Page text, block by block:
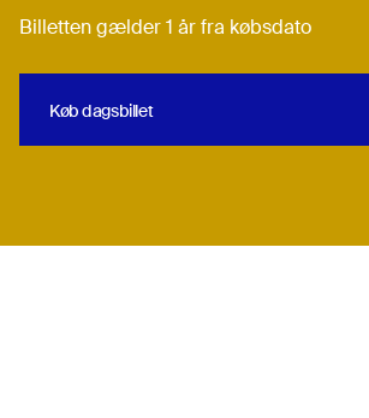
Billetten gælder 1 år fra købsdato
Køb dagsbillet